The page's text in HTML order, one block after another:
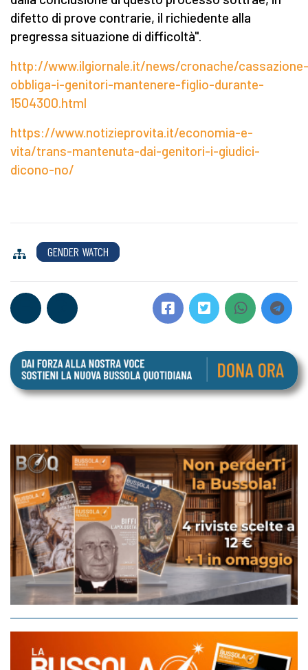
difetto di prove contrarie, il richiedente alla
pregressa situazione di difficoltà".
http://www.ilgiornale.it/news/cronache/cassazione-
obbliga-i-genitori-mantenere-figlio-durante-
1504300.html
https://www.notizieprovita.it/economia-e-
vita/trans-mantenuta-dai-genitori-i-giudici-
dicono-no/
GENDER WATCH